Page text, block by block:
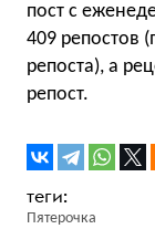
пост с
409 репостов
репоста), а
репост.
Пятерочка